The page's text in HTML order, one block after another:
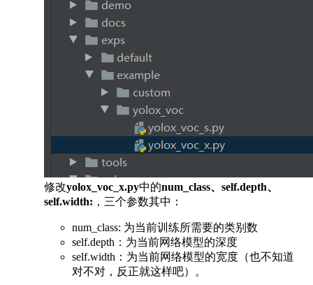
修改yolox_voc_x.py中的num_class、self.depth、
self.width: ，三个参数其中：
num_class: 为当前训练所需要的类别数
self.depth：为当前网络模型的深度
self.width：为当前网络模型的宽度（也不知道
对不对，反正就这样吧）。